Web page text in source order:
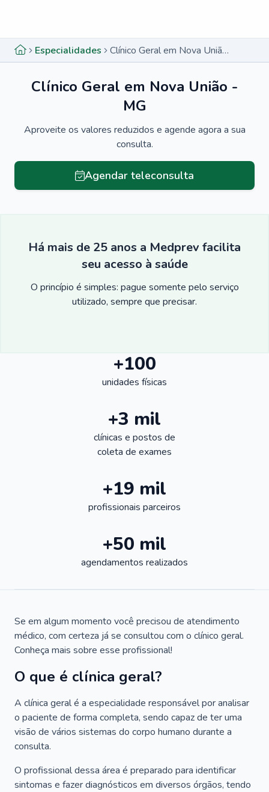
Especialidades Clínico Geral em Nova União - MG
Clínico Geral em Nova União -
MG
Aproveite os valores reduzidos e agende agora a sua
consulta.
Agendar teleconsulta
Há mais de 25 anos a Medprev facilita
seu acesso à saúde
O princípio é simples: pague somente pelo serviço
utilizado, sempre que precisar.
+100
unidades físicas
+3 mil
clínicas e postos de
coleta de exames
+19 mil
profissionais parceiros
+50 mil
agendamentos realizados
Se em algum momento você precisou de atendimento
médico, com certeza já se consultou com o clínico geral.
Conheça mais sobre esse profissional!
O que é clínica geral?
A clínica geral é a especialidade responsável por analisar
o paciente de forma completa, sendo capaz de ter uma
visão de vários sistemas do corpo humano durante a
consulta.
O profissional dessa área é preparado para identificar
sintomas e fazer diagnósticos em diversos órgãos, tendo